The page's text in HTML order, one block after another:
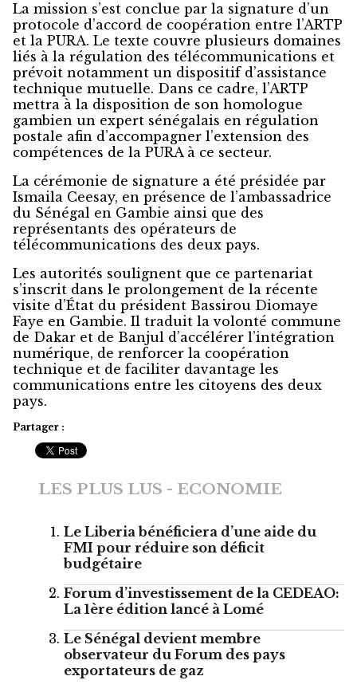
La mission s’est conclue par la signature d’un
protocole d’accord de coopération entre l’ARTP
et la PURA. Le texte couvre plusieurs domaines
liés à la régulation des télécommunications et
prévoit notamment un dispositif d’assistance
technique mutuelle. Dans ce cadre, l’ARTP
mettra à la disposition de son homologue
gambien un expert sénégalais en régulation
postale afin d’accompagner l’extension des
compétences de la PURA à ce secteur.
La cérémonie de signature a été présidée par
Ismaila Ceesay, en présence de l’ambassadrice
du Sénégal en Gambie ainsi que des
représentants des opérateurs de
télécommunications des deux pays.
Les autorités soulignent que ce partenariat
s’inscrit dans le prolongement de la récente
visite d’État du président Bassirou Diomaye
Faye en Gambie. Il traduit la volonté commune
de Dakar et de Banjul d’accélérer l’intégration
numérique, de renforcer la coopération
technique et de faciliter davantage les
communications entre les citoyens des deux
pays.
Partager :
LES PLUS LUS - ECONOMIE
Le Liberia bénéficiera d’une aide du
FMI pour réduire son déficit
budgétaire
Forum d’investissement de la CEDEAO:
La 1ère édition lancé à Lomé
Le Sénégal devient membre
observateur du Forum des pays
exportateurs de gaz